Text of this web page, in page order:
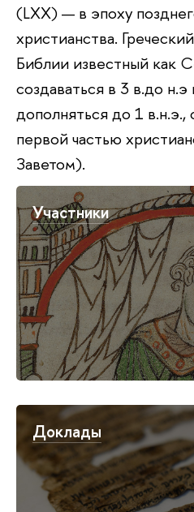
(LXX) — в эпоху
христианства.
Библии известный как
создаваться в 3 в.до
дополняться до 1 в.н.э.,
первой частью
Заветом).
Участники
Доклады